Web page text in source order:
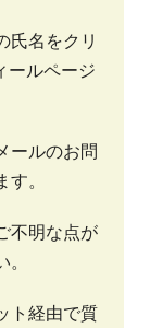
氏名をクリ
ールページ
ールのお問
。
不明な点が
ト経由で質